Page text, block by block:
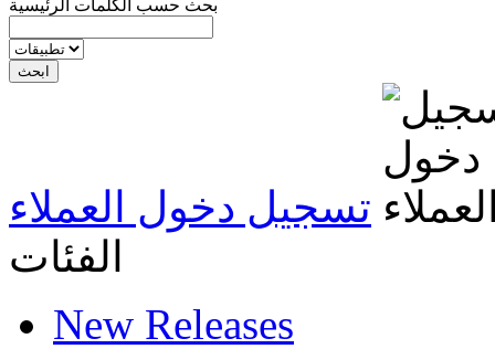
بحث حسب الكلمات الرئيسية
تسجيل دخول العملاء
الفئات
New Releases